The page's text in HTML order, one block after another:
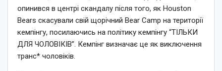
опинився в центрі скандалу після того, як Houston
Bears скасували свій щорічний Bear Camp на території
кемпінгу, посилаючись на політику кемпінгу “ТІЛЬКИ
ДЛЯ ЧОЛОВІКІВ”. Кемпінг визначає це як виключення
транс* чоловіків.